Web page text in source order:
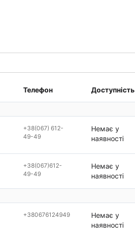
Телефон Доступність
+38(067) 612-
49-49
Немає у
наявності
+38(067)612-
49-49
Немає у
наявності
+380676124949
Немає у
наявності